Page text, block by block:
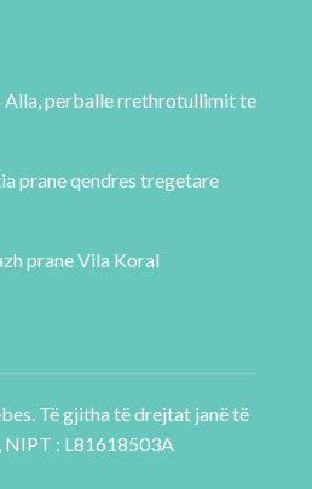
Alla, perballe rrethrotullimit te
prane qendres tregetare
prane Vila Koral
Të gjitha të drejtat janë të
NIPT : L81618503A